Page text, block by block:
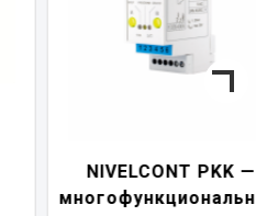
NIVELCONT PKK —